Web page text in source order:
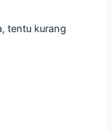
tentu kurang